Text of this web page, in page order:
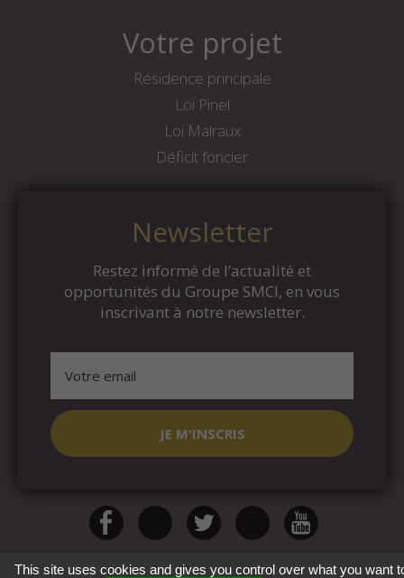
Votre projet
Résidence principale
Loi Pinel
Loi Malraux
Déficit foncier
Newsletter
Restez informé de l’actualité et
opportunités du Groupe SMCI, en vous
inscrivant à notre newsletter.
This site uses cookies and gives you control over what you want